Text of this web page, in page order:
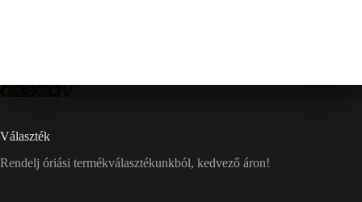
Választék
Rendelj óriási termékválasztékunkból, kedvező áron!